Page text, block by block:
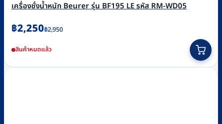
เครื่องชั่งน้ำหนัก Beurer รุ่น BF195 LE รหัส RM-WD05
฿2,950
Original
was:
฿2,950.
฿2,250
Current
is:
฿2,250.
สินค้าหมดแล้ว